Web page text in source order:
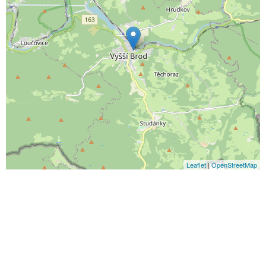
Leaflet |OpenStreetMap